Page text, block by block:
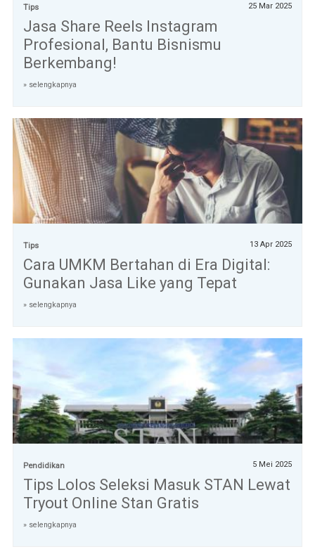
Tips 25 Mar 2025
Jasa Share Reels Instagram
Profesional, Bantu Bisnismu
Berkembang!
» selengkapnya
Tips 13 Apr 2025
Cara UMKM Bertahan di Era Digital:
Gunakan Jasa Like yang Tepat
» selengkapnya
Pendidikan 5 Mei 2025
Tips Lolos Seleksi Masuk STAN Lewat
Tryout Online Stan Gratis
» selengkapnya